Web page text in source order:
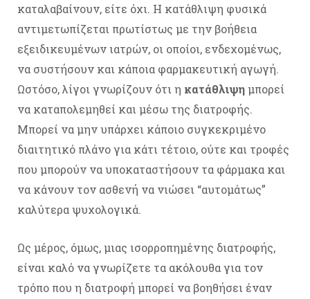
καταλαβαίνουν, είτε όχι. Η κατάθλιψη φυσικά
αντιμετωπίζεται πρωτίστως με την βοήθεια
εξειδικευμένων ιατρών, οι οποίοι, ενδεχομένως,
να συστήσουν και κάποια φαρμακευτική αγωγή.
Ωστόσο, λίγοι γνωρίζουν ότι η κατάθλιψημπορεί
να καταπολεμηθεί και μέσω της διατροφής.
Μπορεί να μην υπάρχει κάποιο συγκεκριμένο
διαιτητικό πλάνο για κάτι τέτοιο, ούτε και τροφές
που μπορούν να υποκαταστήσουν τα φάρμακα και
να κάνουν τον ασθενή να νιώσει “αυτομάτως”
καλύτερα ψυχολογικά.
Ως μέρος, όμως, μιας ισορροπημένης διατροφής,
είναι καλό να γνωρίζετε τα ακόλουθα για τον
τρόπο που η διατροφή μπορεί να βοηθήσει έναν